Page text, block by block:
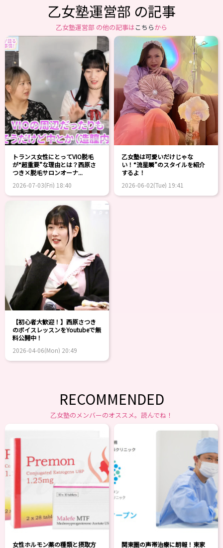
乙女塾運営部 の記事
乙女塾運営部 の他の記事はこちらから
トランス女性にとってVIO脱毛
が“超重要”な理由とは？西原さ
つき×脱毛サロンオーナ...
2026-07-03(Fri) 18:40
乙女塾は可愛いだけじゃな
い！“流星瞬”のスタイルを紹介
するよ！
2026-06-02(Tue) 19:41
【初心者大歓迎！】西原さつき
のボイスレッスンをYoutubeで無
料公開中！
2026-04-06(Mon) 20:49
RECOMMENDED
乙女塾のメンバーのオススメ。読んでね！
女性ホルモン薬の種類と摂取方 関東圏の声帯治療に朗報！東家